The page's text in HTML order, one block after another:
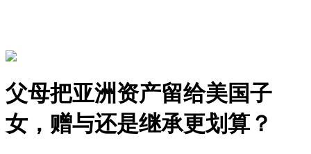
父母把亚洲资产留给美国子
女，赠与还是继承更划算？